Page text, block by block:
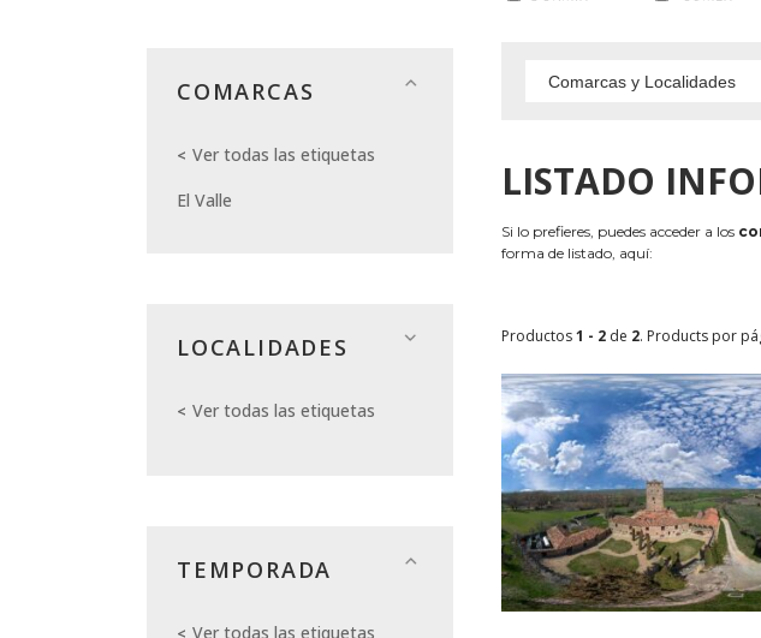
COMARCAS
Ver todas las etiquetas
El Valle
LOCALIDADES
Ver todas las etiquetas
TEMPORADA
Ver todas las etiquetas
LISTADO
Si lo prefieres, puedes acceder a los
forma de listado, aquí:
Productos1 - 2 de 2. Products por